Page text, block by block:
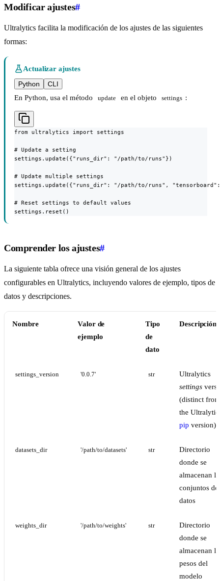
Modificar ajustes#
Ultralytics facilita la modificación de los ajustes de las siguientes
formas:
Actualizar ajustes
Python
CLI
En Python, usa el método
update en el objeto settings :
from ultralytics import settings
# Update a setting
settings.update({"runs_dir": "/path/to/runs"})
# Update multiple settings
settings.update({"runs_dir": "/path/to/runs",
# Reset settings to default values
settings.reset()
Comprender los ajustes#
La siguiente tabla ofrece una visión general de los ajustes
configurables en Ultralytics, incluyendo valores de ejemplo, tipos de
datos y descripciones.
Nombre
Valor de
ejemplo
Tipo
de
dato
Descripción
settings_version '0.0.7' str
Ultralytics
settings
(distinct from
the
pip version)
datasets_dir '/path/to/datasets' str
Directorio
donde se
almacenan
conjuntos de
datos
weights_dir '/path/to/weights' str
Directorio
donde se
almacenan
pesos del
modelo